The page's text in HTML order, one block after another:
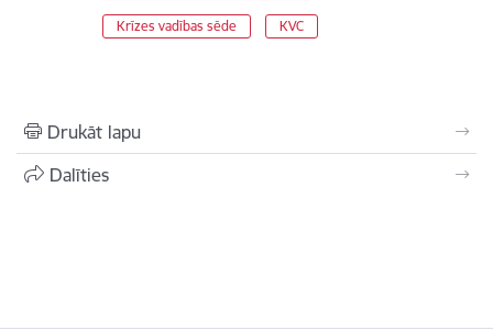
Krīzes vadības sēde KVC
Drukāt lapu
Dalīties